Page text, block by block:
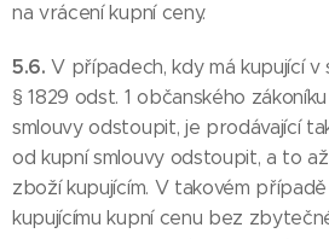
na vrácení kupní ceny.
5.6.V případech, kdy má kupující v
§ 1829 odst. 1 občanského
smlouvy odstoupit, je prodávající
od kupní smlouvy odstoupit, a to
zboží kupujícím. V takovém
kupujícímu kupní cenu bez